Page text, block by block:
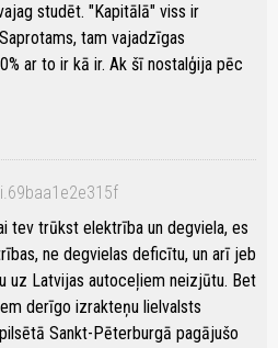
studēt. "Kapitālā" viss ir
tam vajadzīgas
ar to ir kā ir. Ak šī nostalģija pēc
tev trūkst elektrība un degviela, es
ne degvielas deficītu, un arī jeb
uz Latvijas autoceļiem neizjūtu. Bet
derīgo izrakteņu lielvalsts
Sankt-Pēterburgā pagājušo